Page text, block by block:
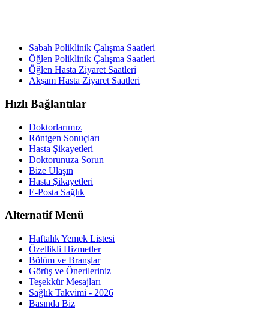
Sabah Poliklinik Çalışma Saatleri
Öğlen Poliklinik Çalışma Saatleri
Öğlen Hasta Ziyaret Saatleri
Akşam Hasta Ziyaret Saatleri
Hızlı Bağlantılar
Doktorlarımız
Röntgen Sonuçları
Hasta Şikayetleri
Doktorunuza Sorun
Bize Ulaşın
Hasta Şikayetleri
E-Posta Sağlık
Alternatif Menü
Haftalık Yemek Listesi
Özellikli Hizmetler
Bölüm ve Branşlar
Görüş ve Önerileriniz
Teşekkür Mesajları
Sağlık Takvimi - 2026
Basında Biz